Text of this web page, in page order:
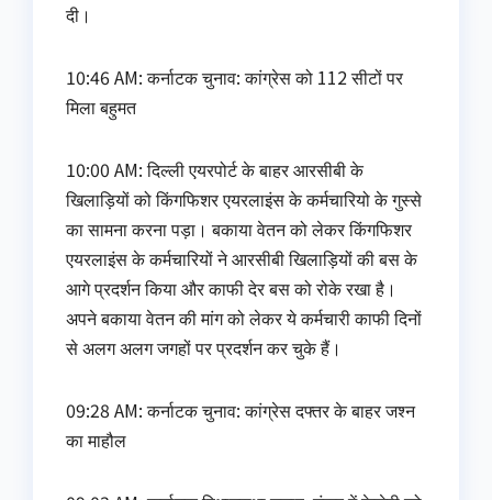
दी।
10:46 AM: कर्नाटक चुनाव: कांग्रेस को 112 सीटों पर
मिला बहुमत
10:00 AM: दिल्ली एयरपोर्ट के बाहर आरसीबी के
खिलाड़ियों को किंगफिशर एयरलाइंस के कर्मचारियो के गुस्से
का सामना करना पड़ा। बकाया वेतन को लेकर किंगफिशर
एयरलाइंस के कर्मचारियों ने आरसीबी खिलाड़ियों की बस के
आगे प्रदर्शन किया और काफी देर बस को रोके रखा है।
अपने बकाया वेतन की मांग को लेकर ये कर्मचारी काफी दिनों
से अलग अलग जगहों पर प्रदर्शन कर चुके हैं।
09:28 AM: कर्नाटक चुनाव: कांग्रेस दफ्तर के बाहर जश्न
का माहौल